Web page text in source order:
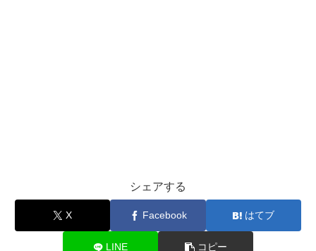
シェアする
X Facebook はてブ
LINE コピー